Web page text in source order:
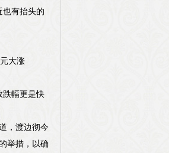
也有抬头的
大涨
跌幅更是快
，渡边彻今
举措，以确